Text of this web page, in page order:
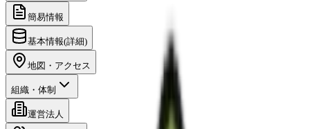
簡易情報
基本情報(詳細)
地図・アクセス
組織・体制
運営法人